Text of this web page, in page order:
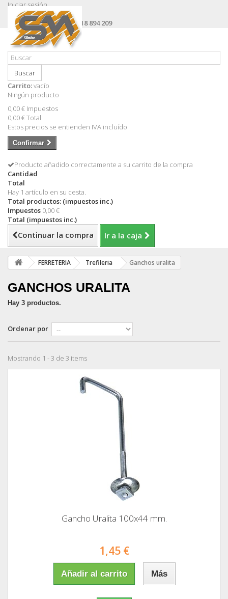
Iniciar sesión
Contacte con nosotros
Llámanos ahora:+34 618 894 209
Buscar
Carrito:vacío
Ningún producto
0,00 € Impuestos
0,00 €Total
Estos precios se entienden IVA incluído
Confirmar
Producto añadido correctamente a su carrito de la compra
Cantidad
Total
Hay 1 artículo en su cesta.
Total productos: (impuestos inc.)
Impuestos 0,00 €
Total (impuestos inc.)
Continuar la compra Ir a la caja
FERRETERIA Trefileria Ganchos uralita
GANCHOS URALITA
Hay 3 productos.
Ordenar por
Mostrando 1 - 3 de 3 items
Gancho Uralita 100x44 mm.
1,45 €
Añadir al carrito Más